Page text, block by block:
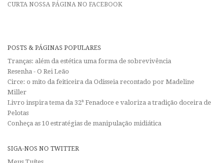
CURTA NOSSA PÁGINA NO FACEBOOK
POSTS & PÁGINAS POPULARES
Tranças: além da estética uma forma de sobrevivência
Resenha - O Rei Leão
Circe: o mito da feiticeira da Odisseia recontado por Madeline
Miller
Livro inspira tema da 32ª Fenadoce e valoriza a tradição doceira de
Pelotas
Conheça as 10 estratégias de manipulação midiática
SIGA-NOS NO TWITTER